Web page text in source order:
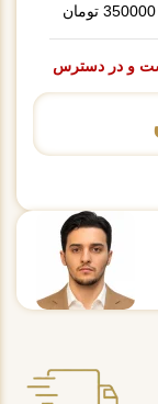
350000 تومان
و در دسترس